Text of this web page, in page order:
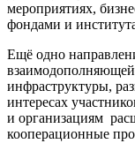
мероприятиях,
фондами и
Ещё одно
инфраструктуры,
интересах
и организациям
кооперационные